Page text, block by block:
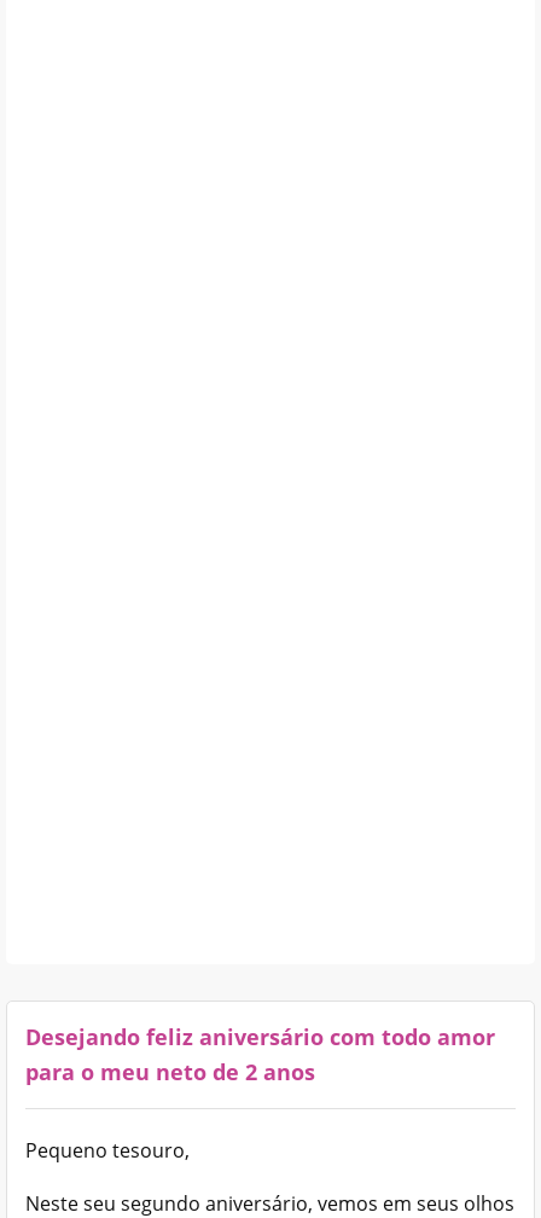
Desejando feliz aniversário com todo amor
para o meu neto de 2 anos
Pequeno tesouro,
Neste seu segundo aniversário, vemos em seus olhos